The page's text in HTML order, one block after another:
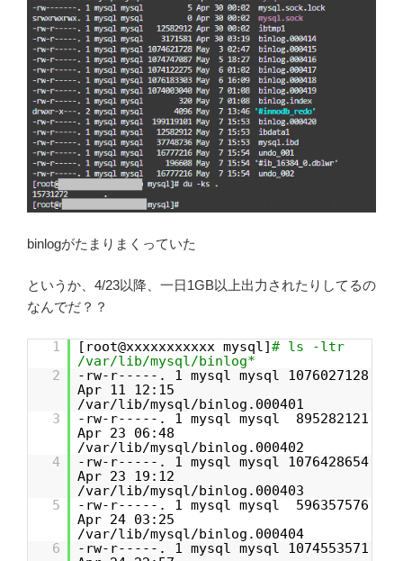
binlogがたまりまくっていた
というか、4/23以降、一日1GB以上出力されたりしてるの
なんでだ？？
1 [root@xxxxxxxxxxx mysql]# ls -ltr
/var/lib/mysql/binlog*
2
-rw-r-----. 1 mysql mysql 1076027128
Apr 11 12:15
/var/lib/mysql/binlog.000401
3
-rw-r-----. 1 mysql mysql 895282121
Apr 23 06:48
/var/lib/mysql/binlog.000402
4
-rw-r-----. 1 mysql mysql 1076428654
Apr 23 19:12
/var/lib/mysql/binlog.000403
5
-rw-r-----. 1 mysql mysql 596357576
Apr 24 03:25
/var/lib/mysql/binlog.000404
6
-rw-r-----. 1 mysql mysql 1074553571